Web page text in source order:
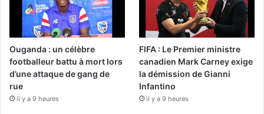
Ouganda : un célèbre
footballeur battu à mort lors
d’une attaque de gang de
rue
il y a 9 heures
FIFA : Le Premier ministre
canadien Mark Carney exige
la démission de Gianni
Infantino
il y a 9 heures